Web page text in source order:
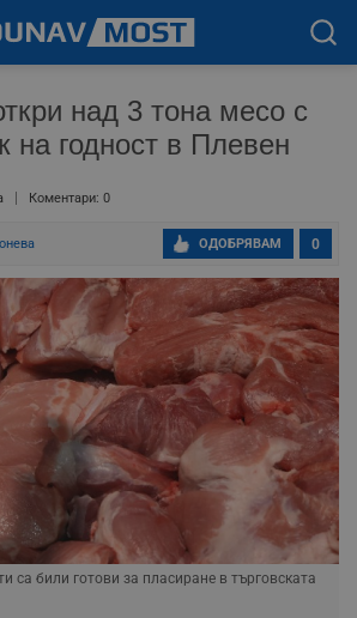
над 3 тона месо с
на годност в Плевен
Коментари: 0
0
ОДОБРЯВАМ
са били готови за пласиране в търговската